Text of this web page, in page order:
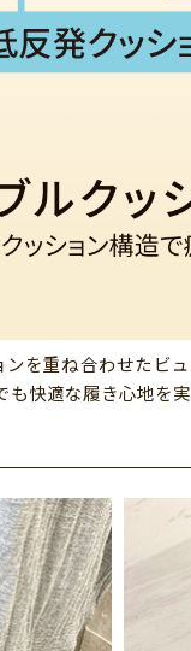
を重ね合わせたビ
快適な履き心地を実